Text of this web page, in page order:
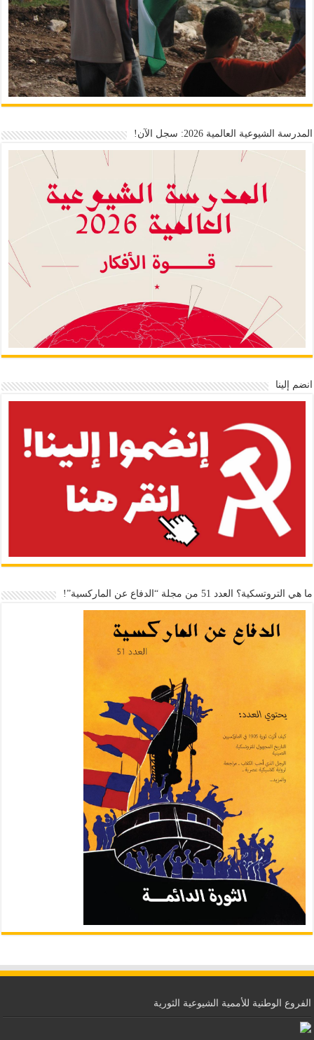
المدرسة الشيوعية العالمية 2026: سجل الآن!
انضم إلينا
ما هي التروتسكية؟ العدد 51 من مجلة “الدفاع عن الماركسية”!
الفروع الوطنية للأممية الشيوعية الثورية